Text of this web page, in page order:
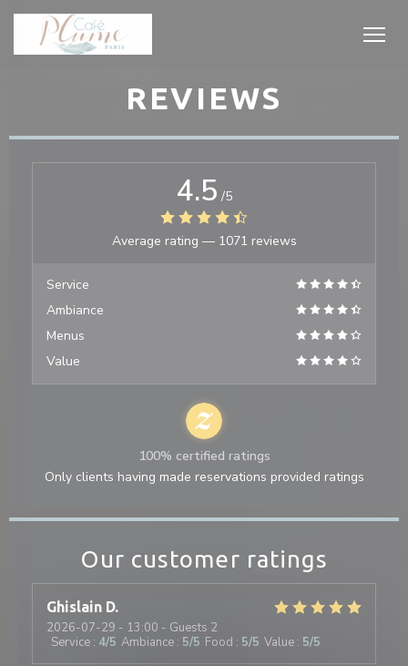
Personalizing your cookie choices
REVIEWS
Our customer ratings
Ghislain D
2026-07-29 - 13:00 - Guests 2
Service : 4/5 Ambiance : 5/5 Food : 5/5 Value : 5/5
4.5 /5
Average rating — 1071 reviews
Service
Ambiance
Menus
Value
100% certified ratings
Only clients having made reservations provided ratings